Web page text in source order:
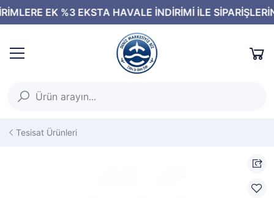
Tesisat Ürünleri